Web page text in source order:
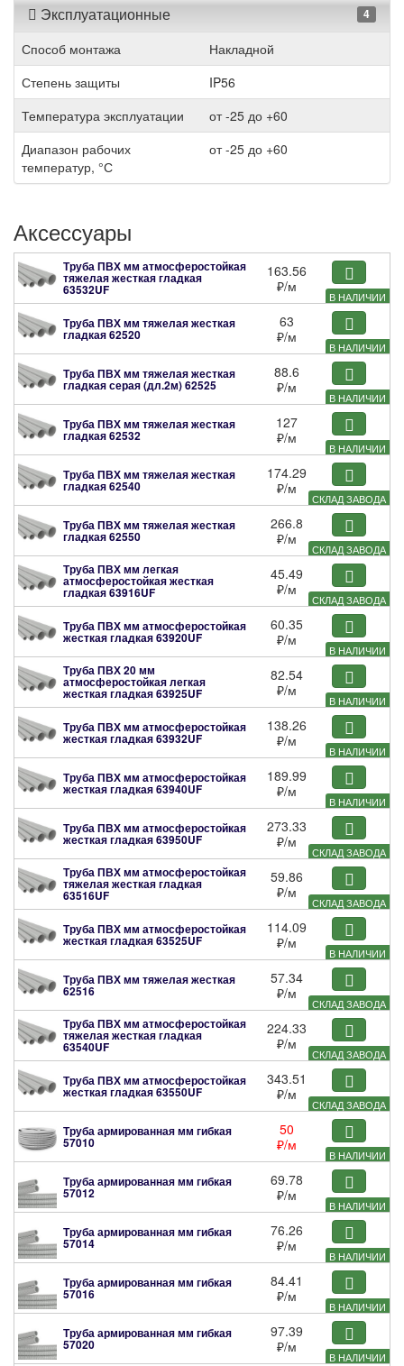
Эксплуатационные 4
Способ монтажа
Накладной
Степень защиты
IP56
Температура эксплуатации
от -25 до +60
Диапазон рабочих
температур, °С
от -25 до +60
Аксессуары
В НАЛИЧИИ
Труба ПВХ мм атмосферостойкая
тяжелая жесткая гладкая
63532UF
163.56
₽/м
В НАЛИЧИИ
Труба ПВХ мм тяжелая жесткая
гладкая62520
63
₽/м
В НАЛИЧИИ
Труба ПВХ мм тяжелая жесткая
гладкая серая (дл.2м)62525
88.6
₽/м
В НАЛИЧИИ
Труба ПВХ мм тяжелая жесткая
гладкая62532
127
₽/м
СКЛАД ЗАВОДА
Труба ПВХ мм тяжелая жесткая
гладкая62540
174.29
₽/м
СКЛАД ЗАВОДА
Труба ПВХ мм тяжелая жесткая
гладкая62550
266.8
₽/м
СКЛАД ЗАВОДА
Труба ПВХ мм легкая
атмосферостойкая жесткая
гладкая63916UF
45.49
₽/м
В НАЛИЧИИ
Труба ПВХ мм атмосферостойкая
жесткая гладкая63920UF
60.35
₽/м
В НАЛИЧИИ
Труба ПВХ 20 мм
атмосферостойкая легкая
жесткая гладкая63925UF
82.54
₽/м
В НАЛИЧИИ
Труба ПВХ мм атмосферостойкая
жесткая гладкая63932UF
138.26
₽/м
В НАЛИЧИИ
Труба ПВХ мм атмосферостойкая
жесткая гладкая63940UF
189.99
₽/м
СКЛАД ЗАВОДА
Труба ПВХ мм атмосферостойкая
жесткая гладкая63950UF
273.33
₽/м
СКЛАД ЗАВОДА
Труба ПВХ мм атмосферостойкая
тяжелая жесткая гладкая
63516UF
59.86
₽/м
В НАЛИЧИИ
Труба ПВХ мм атмосферостойкая
жесткая гладкая63525UF
114.09
₽/м
СКЛАД ЗАВОДА
Труба ПВХ мм тяжелая жесткая
62516
57.34
₽/м
СКЛАД ЗАВОДА
Труба ПВХ мм атмосферостойкая
тяжелая жесткая гладкая
63540UF
224.33
₽/м
СКЛАД ЗАВОДА
Труба ПВХ мм атмосферостойкая
жесткая гладкая63550UF
343.51
₽/м
В НАЛИЧИИ
Труба армированная мм гибкая
57010
50
₽/м
В НАЛИЧИИ
Труба армированная мм гибкая
57012
69.78
₽/м
В НАЛИЧИИ
Труба армированная мм гибкая
57014
76.26
₽/м
В НАЛИЧИИ
Труба армированная мм гибкая
57016
84.41
₽/м
В НАЛИЧИИ
Труба армированная мм гибкая
57020
97.39
₽/м